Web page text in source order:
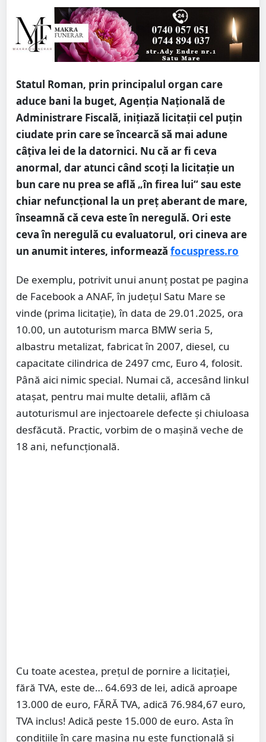
Statul Roman, prin principalul organ care
aduce bani la buget, Agenția Națională de
Administrare Fiscală, inițiază licitații cel puțin
ciudate prin care se încearcă să mai adune
câțiva lei de la datornici. Nu că ar fi ceva
anormal, dar atunci când scoți la licitație un
bun care nu prea se află „în firea lui“ sau este
chiar nefuncțional la un preț aberant de mare,
înseamnă că ceva este în neregulă. Ori este
ceva în neregulă cu evaluatorul, ori cineva are
un anumit interes, informează focuspress.ro
De exemplu, potrivit unui anunț postat pe pagina
de Facebook a ANAF, în județul Satu Mare se
vinde (prima licitaţie), în data de 29.01.2025, ora
10.00, un autoturism marca BMW seria 5,
albastru metalizat, fabricat în 2007, diesel, cu
capacitate cilindrica de 2497 cmc, Euro 4, folosit.
Până aici nimic special. Numai că, accesând linkul
atașat, pentru mai multe detalii, aflăm că
autoturismul are injectoarele defecte și chiuloasa
desfăcută. Practic, vorbim de o mașină veche de
18 ani, nefuncțională.
Cu toate acestea, prețul de pornire a licitației,
fără TVA, este de… 64.693 de lei, adică aproape
13.000 de euro, FĂRĂ TVA, adică 76.984,67 euro,
TVA inclus! Adică peste 15.000 de euro. Asta în
condițiile în care mașina nu este funcțională și